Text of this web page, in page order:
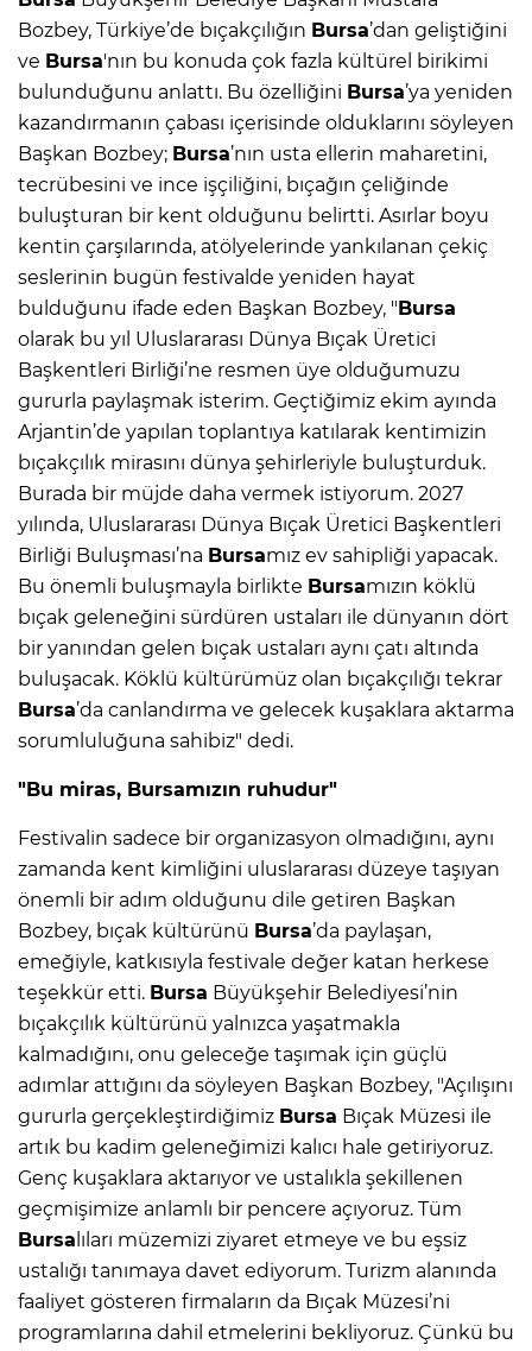
Bozbey, Türkiye’de bıçakçılığın Bursa’dan geliştiğini
ve Bursa'nın bu konuda çok fazla kültürel birikimi
bulunduğunu anlattı. Bu özelliğini Bursa’ya yeniden
kazandırmanın çabası içerisinde olduklarını söyleyen
Başkan Bozbey; Bursa’nın usta ellerin maharetini,
tecrübesini ve ince işçiliğini, bıçağın çeliğinde
buluşturan bir kent olduğunu belirtti. Asırlar boyu
kentin çarşılarında, atölyelerinde yankılanan çekiç
seslerinin bugün festivalde yeniden hayat
bulduğunu ifade eden Başkan Bozbey, "Bursa
olarak bu yıl Uluslararası Dünya Bıçak Üretici
Başkentleri Birliği’ne resmen üye olduğumuzu
gururla paylaşmak isterim. Geçtiğimiz ekim ayında
Arjantin’de yapılan toplantıya katılarak kentimizin
bıçakçılık mirasını dünya şehirleriyle buluşturduk.
Burada bir müjde daha vermek istiyorum. 2027
yılında, Uluslararası Dünya Bıçak Üretici Başkentleri
Birliği Buluşması’na Bursamız ev sahipliği yapacak.
Bu önemli buluşmayla birlikte Bursamızın köklü
bıçak geleneğini sürdüren ustaları ile dünyanın dört
bir yanından gelen bıçak ustaları aynı çatı altında
buluşacak. Köklü kültürümüz olan bıçakçılığı tekrar
Bursa’da canlandırma ve gelecek kuşaklara aktarma
sorumluluğuna sahibiz" dedi.
"Bu miras, Bursamızın ruhudur"
Festivalin sadece bir organizasyon olmadığını, aynı
zamanda kent kimliğini uluslararası düzeye taşıyan
önemli bir adım olduğunu dile getiren Başkan
Bozbey, bıçak kültürünü Bursa’da paylaşan,
emeğiyle, katkısıyla festivale değer katan herkese
teşekkür etti. Bursa Büyükşehir Belediyesi’nin
bıçakçılık kültürünü yalnızca yaşatmakla
kalmadığını, onu geleceğe taşımak için güçlü
adımlar attığını da söyleyen Başkan Bozbey, "Açılışını
gururla gerçekleştirdiğimiz Bursa Bıçak Müzesi ile
artık bu kadim geleneğimizi kalıcı hale getiriyoruz.
Genç kuşaklara aktarıyor ve ustalıkla şekillenen
geçmişimize anlamlı bir pencere açıyoruz. Tüm
Bursa lıları müzemizi ziyaret etmeye ve bu eşsiz
ustalığı tanımaya davet ediyorum. Turizm alanında
faaliyet gösteren firmaların da Bıçak Müzesi’ni
programlarına dahil etmelerini bekliyoruz. Çünkü bu